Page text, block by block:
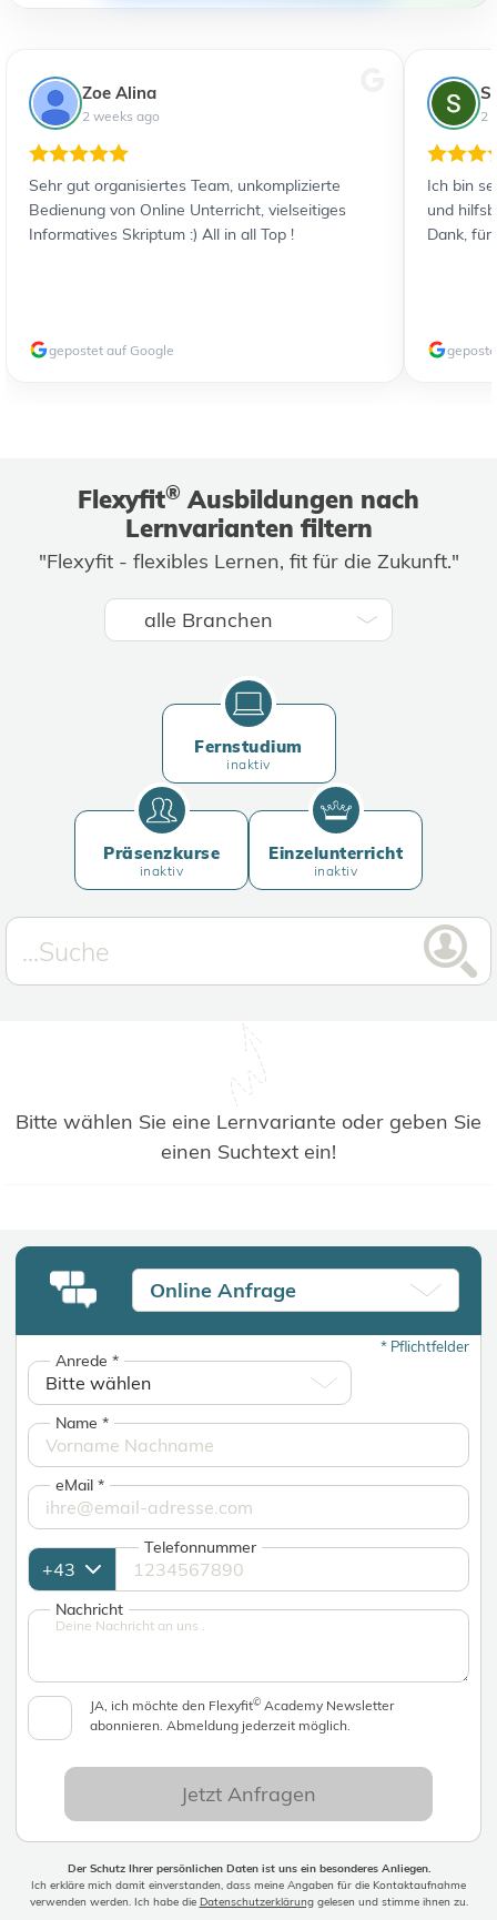
Zoe Alina
2 weeks ago
Sehr gut organisiertes Team, unkomplizierte
Bedienung von Online Unterricht, vielseitiges
Informatives Skriptum :) All in all Top !
gepostet auf Google
2
Ich bin
und
Dank, für
Flexyfit® Ausbildungen nach
Lernvarianten filtern
"Flexyfit - flexibles Lernen, fit für die Zukunft."
Fernstudium
inaktiv
Präsenzkurse
inaktiv
Einzelunterricht
inaktiv
Bitte wählen Sie eine Lernvariante oder geben Sie
einen Suchtext ein!
Online Anfrage
*Pflichtfelder
Anrede*
Name*
eMail*
Telefonnummer
Nachricht
JA, ich möchte den Flexyfit© Academy Newsletter
abonnieren. Abmeldung jederzeit möglich.
Jetzt Anfragen
Der Schutz Ihrer persönlichen Daten ist uns ein besonderes Anliegen.
Ich erkläre mich damit einverstanden, dass meine Angaben für die Kontaktaufnahme
verwenden werden. Ich habe die Datenschutzerklärunggelesen und stimme ihnen zu.